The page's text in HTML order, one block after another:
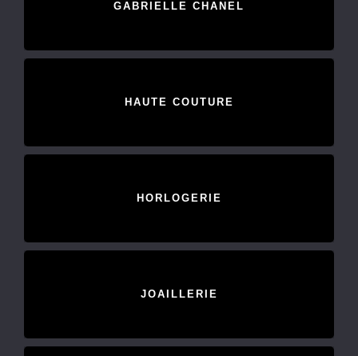
GABRIELLE CHANEL
HAUTE COUTURE
HORLOGERIE
JOAILLERIE